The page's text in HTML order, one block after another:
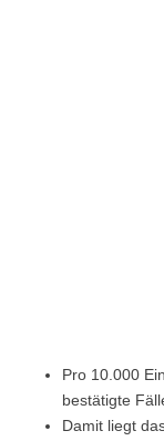
Pro 10.000
bestätigte
Damit liegt